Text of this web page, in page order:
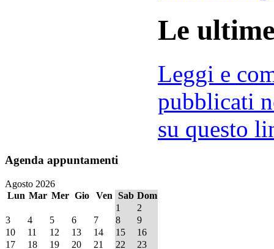
Le
Leggi e
pubblicati
su questo
Agenda appuntamenti
Agosto 2026
Lun Mar Mer Gio Ven Sab Dom
1
2
3
4 5 6 7 8
9
10
11 12 13 14 15
16
17
18 19 20 21 22
23